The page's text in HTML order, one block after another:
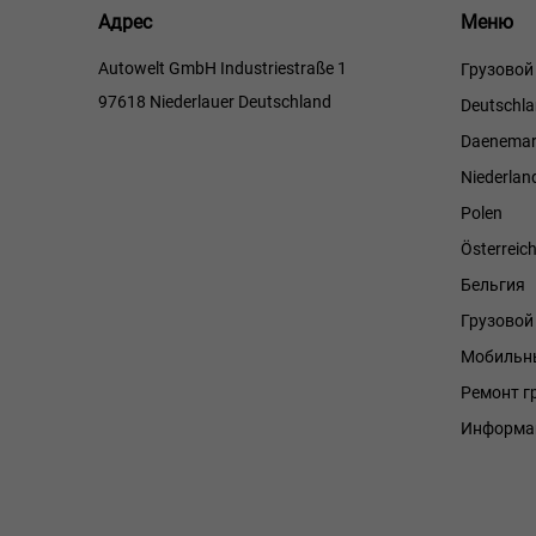
Адрес
Autowelt GmbH Industriestraße 1
97618 Niederlauer Deutschland
Меню
Меню
Polen
Österreich
Бельгия
Ремонт